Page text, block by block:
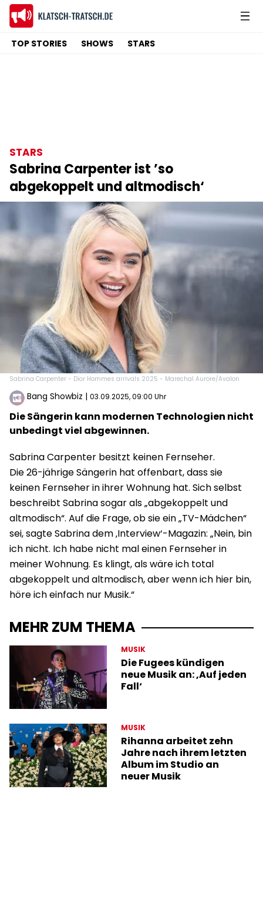
TOP STORIES SHOWS STARS
STARS
Sabrina Carpenter ist ’so
abgekoppelt und altmodisch‘
Sabrina Carpenter - Dior Hommes arrivals 2025 - Marechal Aurore/Avalon
Bang Showbiz | 03.09.2025, 09:00 Uhr
Die Sängerin kann modernen Technologien nicht
unbedingt viel abgewinnen.
Sabrina Carpenter besitzt keinen Fernseher.
Die 26-jährige Sängerin hat offenbart, dass sie
keinen Fernseher in ihrer Wohnung hat. Sich selbst
beschreibt Sabrina sogar als „abgekoppelt und
altmodisch“. Auf die Frage, ob sie ein „TV-Mädchen“
sei, sagte Sabrina dem ‚Interview‘-Magazin: „Nein, bin
ich nicht. Ich habe nicht mal einen Fernseher in
meiner Wohnung. Es klingt, als wäre ich total
abgekoppelt und altmodisch, aber wenn ich hier bin,
höre ich einfach nur Musik.“
MEHR ZUM THEMA
MUSIK
Die Fugees kündigen
neue Musik an: ‚Auf jeden
Fall‘
MUSIK
Rihanna arbeitet zehn
Jahre nach ihrem letzten
Album im Studio an
neuer Musik